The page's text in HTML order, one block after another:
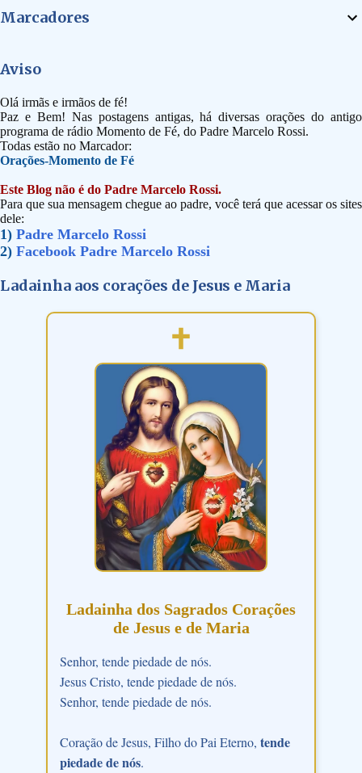
Marcadores
Aviso
Olá irmãs e irmãos de fé!
Paz e Bem! Nas postagens antigas, há diversas orações do antigo
programa de rádio Momento de Fé, do Padre Marcelo Rossi.
Todas estão no Marcador:
Orações-Momento de Fé
Este Blog não é do Padre Marcelo Rossi.
Para que sua mensagem chegue ao padre, você terá que acessar os sites
dele:
1) Padre Marcelo Rossi
2) Facebook Padre Marcelo Rossi
Ladainha aos corações de Jesus e Maria
Ladainha dos Sagrados Corações
de Jesus e de Maria
Senhor, tende piedade de nós.
Jesus Cristo, tende piedade de nós.
Senhor, tende piedade de nós.
Coração de Jesus, Filho do Pai Eterno, tende
piedade de nós.